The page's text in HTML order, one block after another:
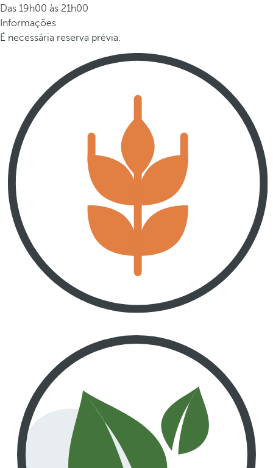
Das 19h00 às 21h00
Informações
É necessária reserva prévia.